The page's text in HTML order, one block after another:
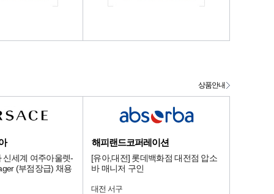
신세계 여주아울렛-
(부점장급) 채용
해피랜드코퍼레이션
[유아,대전] 롯데백화점 대전점 압소
바 매니저 구인
대전 서구
상품안내